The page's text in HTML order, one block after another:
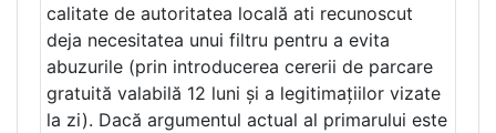
calitate de autoritatea locală ati recunoscut
deja necesitatea unui filtru pentru a evita
abuzurile (prin introducerea cererii de parcare
gratuită valabilă 12 luni și a legitimațiilor vizate
la zi). Dacă argumentul actual al primarului este